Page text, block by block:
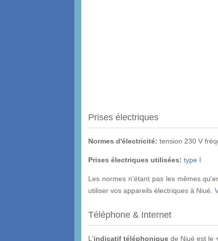
Prises électriques
Normes d'électricité: tension 230 V
Prises électriques utilisées: type I
Les normes n'étant pas les mêmes
utiliser vos appareils électriques à Niué.
Téléphone & Internet
L'indicatif téléphonique de Niué est le